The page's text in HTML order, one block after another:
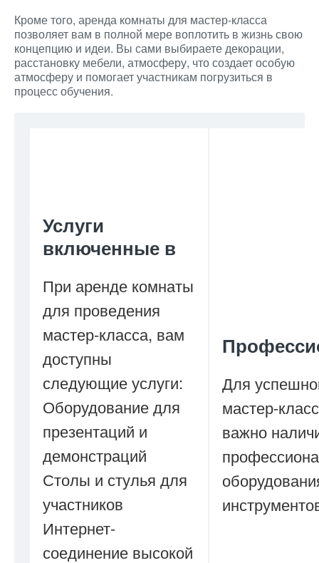
Кроме того, аренда комнаты для мастер-класса
позволяет вам в полной мере воплотить в жизнь свою
концепцию и идеи. Вы сами выбираете декорации,
расстановку мебели, атмосферу, что создает особую
атмосферу и помогает участникам погрузиться в
процесс обучения.
Услуги
включенные в
При аренде комнаты
для проведения
мастер-класса, вам
доступны
следующие услуги:
Оборудование для
презентаций и
демонстраций
Столы и стулья для
участников
Интернет-
соединение высокой
Для
мастер-
важно